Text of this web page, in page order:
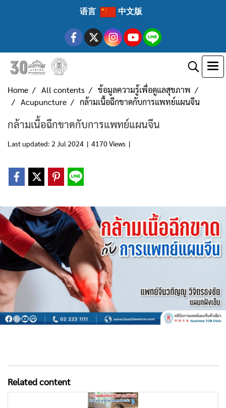
语言 中文版
Home All contents
ข้อมูลความรู้เพื่อดูแลสุขภาพ
Acupuncture
กล้ามเนื้อฉีกขาดกับการแพทย์แผนจีน
กล้ามเนื้อฉีกขาดกับการแพทย์แผนจีน
Last updated: 2 Jul 2024 | 4170 Views |
Related content